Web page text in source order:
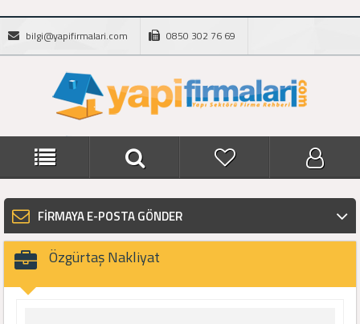
bilgi@yapifirmalari.com 0850 302 76 69
FİRMAYA E-POSTA GÖNDER
Özgürtaş Nakliyat